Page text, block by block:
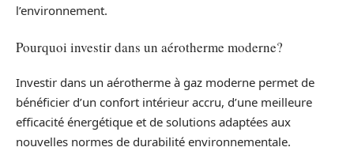
l’environnement.
Pourquoi investir dans un aérotherme moderne?
Investir dans un aérotherme à gaz moderne permet de
bénéficier d’un confort intérieur accru, d’une meilleure
efficacité énergétique et de solutions adaptées aux
nouvelles normes de durabilité environnementale.